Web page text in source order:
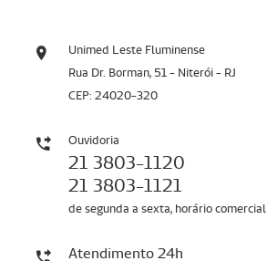
Unimed Leste Fluminense
Rua Dr. Borman, 51 - Niterói - RJ
CEP: 24020-320
Ouvidoria
21 3803-1120
21 3803-1121
de segunda a sexta, horário comercial
Atendimento 24h